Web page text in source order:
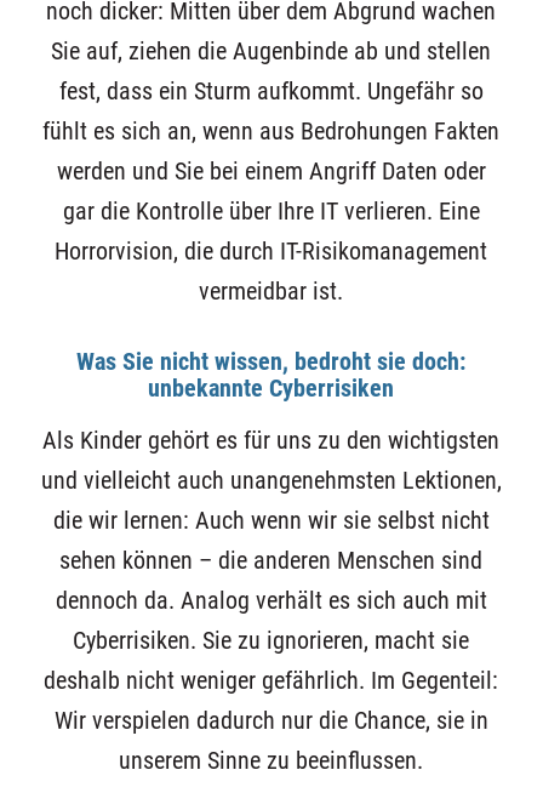
noch dicker: Mitten über dem Abgrund wachen
Sie auf, ziehen die Augenbinde ab und stellen
fest, dass ein Sturm aufkommt. Ungefähr so
fühlt es sich an, wenn aus Bedrohungen Fakten
werden und Sie bei einem Angriff Daten oder
gar die Kontrolle über Ihre IT verlieren. Eine
Horrorvision, die durch IT-Risikomanagement
vermeidbar ist.
Was Sie nicht wissen, bedroht sie doch:
unbekannte Cyberrisiken
Als Kinder gehört es für uns zu den wichtigsten
und vielleicht auch unangenehmsten Lektionen,
die wir lernen: Auch wenn wir sie selbst nicht
sehen können – die anderen Menschen sind
dennoch da. Analog verhält es sich auch mit
Cyberrisiken. Sie zu ignorieren, macht sie
deshalb nicht weniger gefährlich. Im Gegenteil:
Wir verspielen dadurch nur die Chance, sie in
unserem Sinne zu beeinflussen.